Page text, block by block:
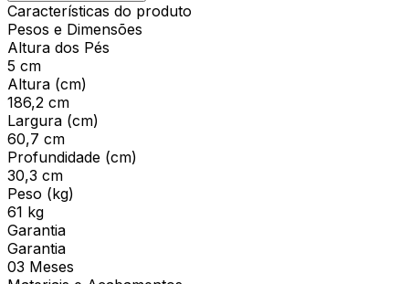
Características do produto
Pesos e Dimensões
Altura dos Pés
5 cm
Altura (cm)
186,2 cm
Largura (cm)
60,7 cm
Profundidade (cm)
30,3 cm
Peso (kg)
61 kg
Garantia
Garantia
03 Meses